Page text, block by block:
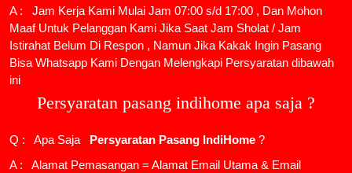
A : Jam Kerja Kami Mulai Jam 07:00 s/d 17:00 , Dan Mohon
Maaf Untuk Pelanggan Kami Jika Saat Jam Sholat / Jam
Istirahat Belum Di Respon , Namun Jika Kakak Ingin Pasang
Bisa Whatsapp Kami Dengan Melengkapi Persyaratan dibawah
ini
Persyaratan pasang indihome apa saja ?
Q : Apa Saja Persyaratan Pasang IndiHome ?
A : Alamat Pemasangan = Alamat Email Utama & Email